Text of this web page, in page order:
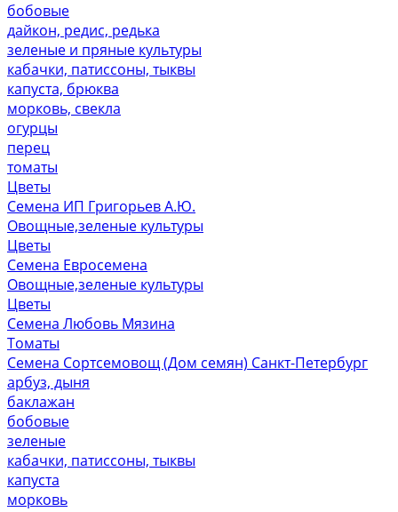
бобовые
дайкон, редис, редька
зеленые и пряные культуры
кабачки, патиссоны, тыквы
капуста, брюква
морковь, свекла
огурцы
перец
томаты
Цветы
Семена ИП Григорьев А.Ю.
Овощные,зеленые культуры
Цветы
Семена Евросемена
Овощные,зеленые культуры
Цветы
Семена Любовь Мязина
Томаты
Семена Сортсемовощ (Дом семян) Санкт-Петербург
арбуз, дыня
баклажан
бобовые
зеленые
кабачки, патиссоны, тыквы
капуста
морковь